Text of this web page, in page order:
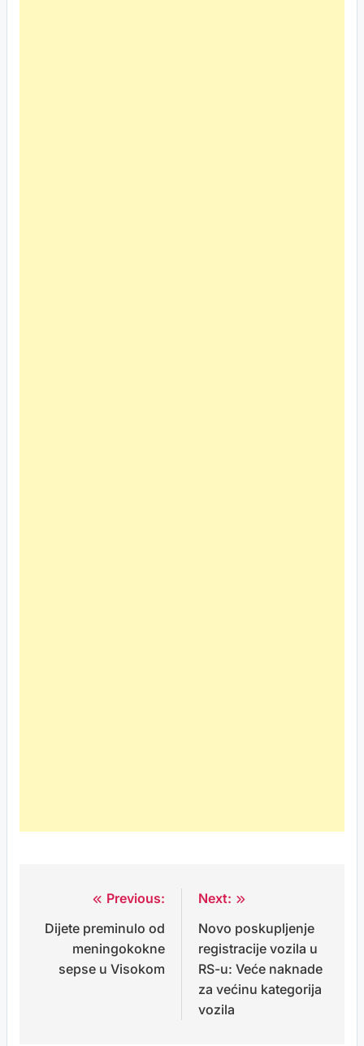
navigation
Previous:
Dijete preminulo od
meningokokne
sepse u Visokom
Next:
Novo poskupljenje
registracije vozila u
RS-u: Veće naknade
za većinu kategorija
vozila